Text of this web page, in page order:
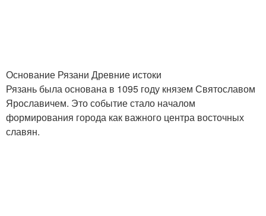
Основание Рязани Древние истоки
Рязань была основана в 1095 году князем Святославом
Ярославичем. Это событие стало началом
формирования города как важного центра восточных
славян.